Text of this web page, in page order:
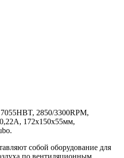
2850/3300RPM,
172х150х55мм,
собой оборудование для
по вентиляционным